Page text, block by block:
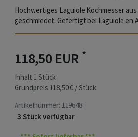
Hochwertiges Laguiole Kochmesser
geschmiedet. Gefertigt bei Laguiole en
118,50 EUR *
Inhalt 1 Stück
Grundpreis 118,50 € / Stück
Artikelnummer: 119648
3 Stück verfügbar